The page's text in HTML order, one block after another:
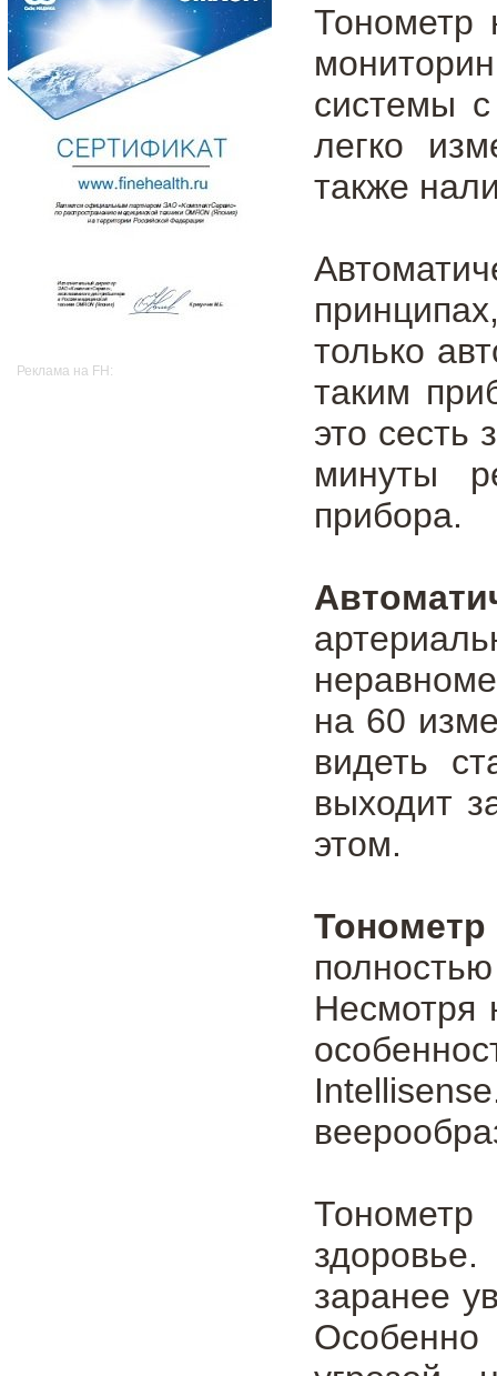
Реклама на FH:
Тонометр
системы
легко
также
только
таким
это сесть
минуты
прибора.
на 60
видеть
выходит
этом.
Несмотря
заранее